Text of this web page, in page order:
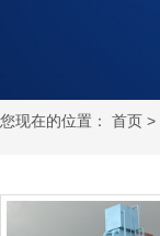
您现在的位置： 首页 >